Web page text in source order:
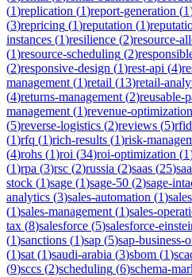
(1)replication (1)report-generation (1
(3)repricing (1)reputation (1)
instances (1)resilience (2)resource-
(1)resource-scheduling (2)
(2)responsive-design (1)rest-api (4)
management (1)retail (13)retail-
(4)returns-management (2)reusable-
management (1)revenue-optimization
(5)reverse-logistics (2)reviews (5)rfid
(1)rfq (1)rich-results (1)risk-
(4)rohs (1)roi (34)roi-optimization (1
(1)rpa (3)rsc (2)russia (2)saas (25)
stock (1)sage (1)sage-50 (2)sage-
analytics (3)sales-automation (1)
(1)sales-management (1)sales-
tax (8)salesforce (5)salesforce-
(1)sanctions (1)sap (5)sap-business-
(1)sat (1)saudi-arabia (3)sbom (1)
(9)sccs (2)scheduling (6)schema-